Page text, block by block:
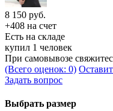
8 150 руб.
+408 на счет
Есть на складе
купил 1 человек
При самовывозе
(Всего оценок: 0)
Задать вопрос
Выбрать размер